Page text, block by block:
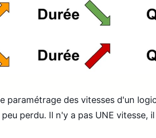
paramétrage des vitesses d'un
perdu. Il n'y a pas UNE vitesse,